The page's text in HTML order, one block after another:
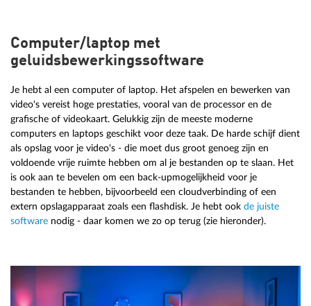
Computer/laptop met
geluidsbewerkingssoftware
Je hebt al een computer of laptop. Het afspelen en bewerken van
video's vereist hoge prestaties, vooral van de processor en de
grafische of videokaart. Gelukkig zijn de meeste moderne
computers en laptops geschikt voor deze taak. De harde schijf dient
als opslag voor je video's - die moet dus groot genoeg zijn en
voldoende vrije ruimte hebben om al je bestanden op te slaan. Het
is ook aan te bevelen om een back-upmogelijkheid voor je
bestanden te hebben, bijvoorbeeld een cloudverbinding of een
extern opslagapparaat zoals een flashdisk. Je hebt ook de juiste
software nodig - daar komen we zo op terug (zie hieronder).